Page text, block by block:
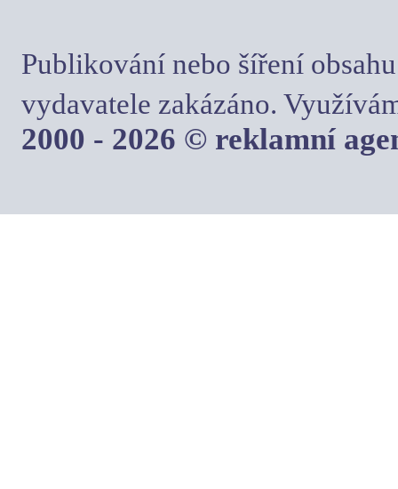
Publikování nebo šíření
vydavatele zakázáno.
2000 - 2026 © reklamní